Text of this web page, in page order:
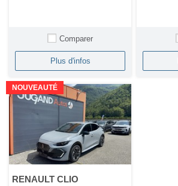
Comparer
Plus d'infos
NOUVEAUTÉ
RENAULT CLIO